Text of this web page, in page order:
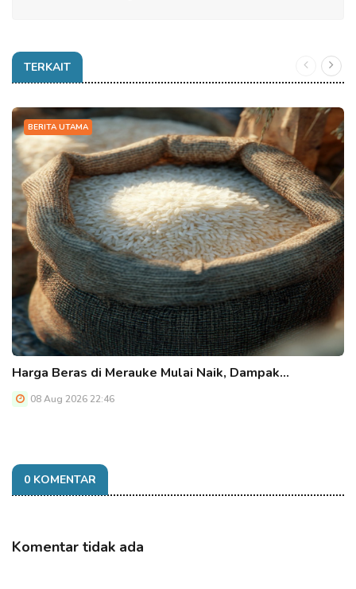
TERKAIT
BERITA UTAMA
Harga Beras di Merauke Mulai Naik, Dampak…
08 Aug 2026 22:46
0 KOMENTAR
Komentar tidak ada